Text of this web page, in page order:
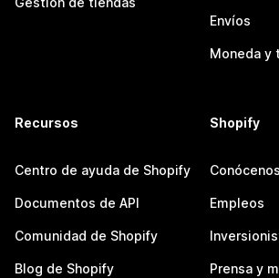
Envíos
Moneda y
Recursos
Centro de ayuda de Shopify
Documentos de API
Comunidad de Shopify
Blog de Shopify
Shopify
Conócenos
Empleos
Prensa y